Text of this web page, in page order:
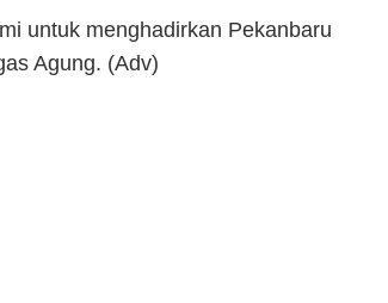
untuk menghadirkan Pekanbaru
Agung. (Adv)